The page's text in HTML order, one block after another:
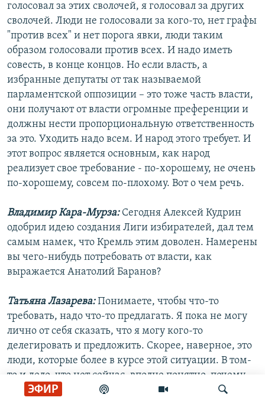
ЭФИР
голосовал за этих сволочей, я голосовал за других
сволочей. Люди не голосовали за кого-то, нет графы
"против всех" и нет порога явки, люди таким
образом голосовали против всех. И надо иметь
совесть, в конце концов. Но если власть, а
избранные депутаты от так называемой
парламентской оппозиции – это тоже часть власти,
они получают от власти огромные преференции и
должны нести пропорциональную ответственность
за это. Уходить надо всем. И народ этого требует. И
этот вопрос является основным, как народ
реализует свое требование - по-хорошему, не очень
по-хорошему, совсем по-плохому. Вот о чем речь.
Владимир Кара-Мурза:Сегодня Алексей Кудрин
одобрил идею создания Лиги избирателей, дал тем
самым намек, что Кремль этим доволен. Намерены
вы чего-нибудь потребовать от власти, как
выражается Анатолий Баранов?
Татьяна Лазарева:Понимаете, чтобы что-то
требовать, надо что-то предлагать. Я пока не могу
лично от себя сказать, что я могу кого-то
делегировать и предложить. Скорее, наверное, это
люди, которые более в курсе этой ситуации. В том-
то и дело, что нет сейчас, вполне понятно, почему -
с 80-х активной оппозиции, позиции у людей так и